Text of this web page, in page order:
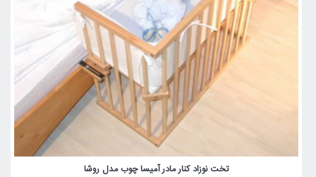
تخت نوزاد کنار مادر آمیسا چوب مدل روشا